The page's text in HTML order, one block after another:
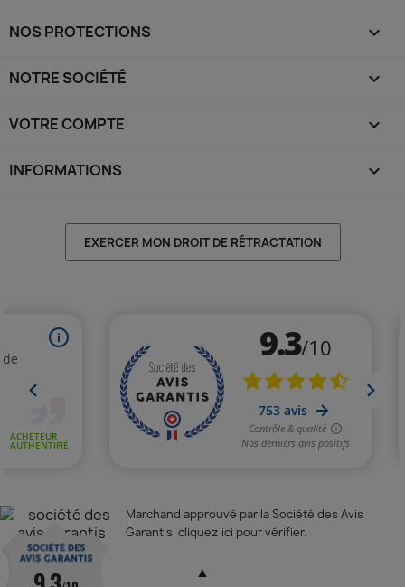
NOS PROTECTIONS 
NOTRE SOCIÉTÉ 
VOTRE COMPTE 
INFORMATIONS keyboard_arrow_down
EXERCER MON DROIT DE RÉTRACTATION
Marchand approuvé par la Société des Avis
Garantis, cliquez ici pour vérifier.
▲